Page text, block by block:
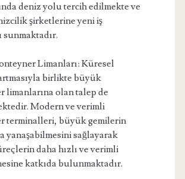
deniz yolu tercih edilmekte ve
şirketlerine yeni iş
sunmaktadır.
Limanları: Küresel
birlikte büyük
limanlarına olan talep de
Modern ve verimli
terminalleri, büyük gemilerin
yanaşabilmesini sağlayarak
daha hızlı ve verimli
katkıda bulunmaktadır.